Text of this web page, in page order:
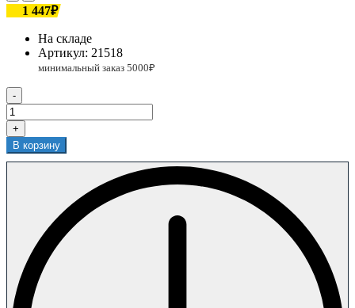
1 447₽
На складе
Артикул: 21518
-
+
В корзину